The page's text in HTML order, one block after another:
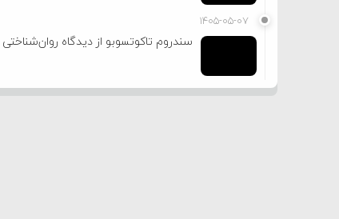
۱۴۰۵-۰۵-۰۷
سندروم تاکوتسوبو از دیدگاه روان‌شناختی